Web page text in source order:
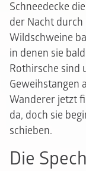
Schneedecke
der Nacht
Wildschweine
in denen sie
Rothirsche sind
Geweihstangen
Wanderer jetzt
da, doch sie
schieben.
Die